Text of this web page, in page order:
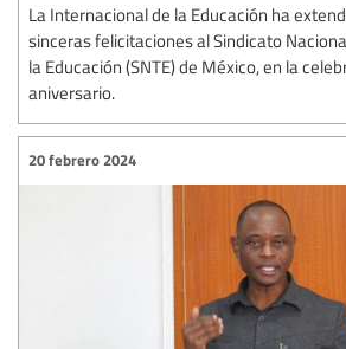
La Internacional de la Educación ha
sinceras felicitaciones al Sindicato
la Educación (SNTE) de México, en la
aniversario.
20 febrero 2024